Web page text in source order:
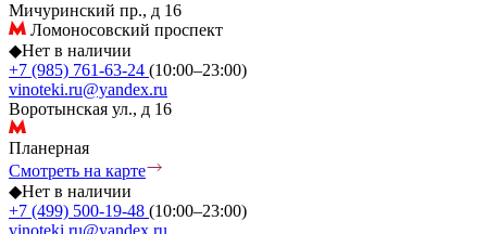
Мичуринский пр., д 16
Ломоносовский проспект
◆Нет в наличии
+7 (985) 761-63-24 (10:00–23:00)
vinoteki.ru@yandex.ru
Воротынская ул., д 16
Планерная
Смотреть на карте
◆Нет в наличии
+7 (499) 500-19-48 (10:00–23:00)